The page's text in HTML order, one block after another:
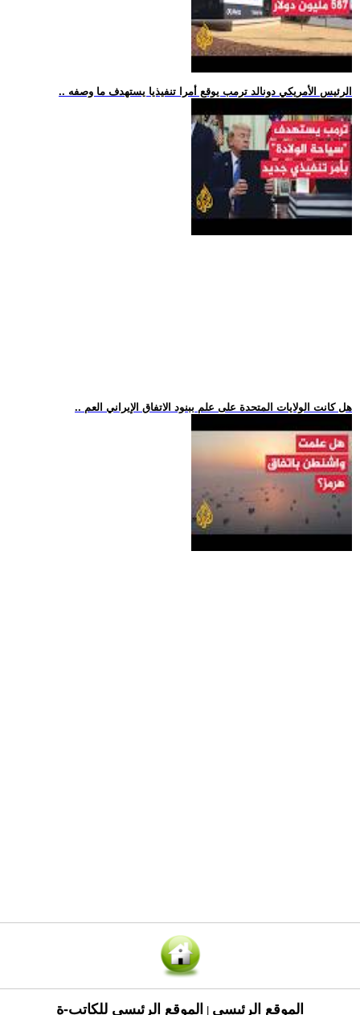
.. الرئيس الأمريكي دونالد ترمب يوقع أمرا تنفيذيا يستهدف ما وصفه
.. هل كانت الولايات المتحدة على علم ببنود الاتفاق الإيراني العم
الموقع الرئيسي الموقع الرئيسي للكاتب-ة